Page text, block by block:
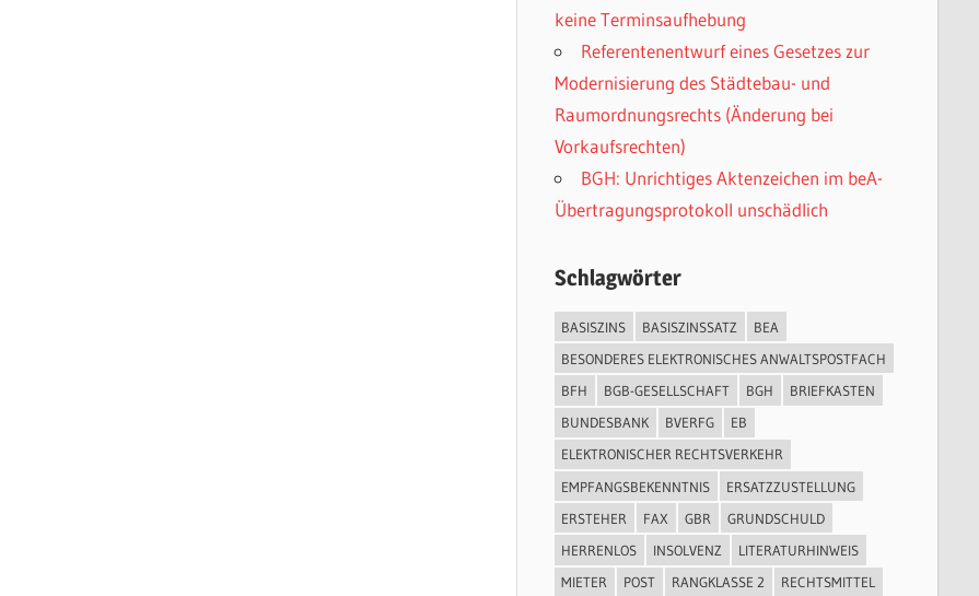
keine Terminsaufhebung
Referentenentwurf eines Gesetzes zur
Modernisierung des Städtebau- und
Raumordnungsrechts (Änderung bei
Vorkaufsrechten)
BGH: Unrichtiges Aktenzeichen im beA-
Übertragungsprotokoll unschädlich
Schlagwörter
BASISZINS BASISZINSSATZ
BEA
BESONDERES ELEKTRONISCHES ANWALTSPOSTFACH
BFH
BGB-GESELLSCHAFT BGH
BRIEFKASTEN
BUNDESBANK
BVERFG
EB
ELEKTRONISCHER RECHTSVERKEHR
EMPFANGSBEKENNTNIS
ERSATZZUSTELLUNG
ERSTEHER
FAX GBR
GRUNDSCHULD
HERRENLOS
INSOLVENZ
LITERATURHINWEIS
MIETER
POST RANGKLASSE 2
RECHTSMITTEL